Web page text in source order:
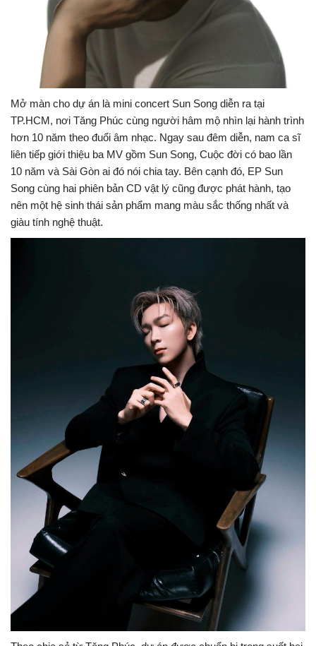
Mở màn cho dự án là mini concert Sun Song diễn ra tại
TP.HCM, nơi Tăng Phúc cùng người hâm mộ nhìn lại hành trình
hơn 10 năm theo đuổi âm nhạc. Ngay sau đêm diễn, nam ca sĩ
liên tiếp giới thiệu ba MV gồm Sun Song, Cuộc đời có bao lần
10 năm và Sài Gòn ai đó nói chia tay. Bên cạnh đó, EP Sun
Song cùng hai phiên bản CD vật lý cũng được phát hành, tạo
nên một hệ sinh thái sản phẩm mang màu sắc thống nhất và
giàu tính nghệ thuật.